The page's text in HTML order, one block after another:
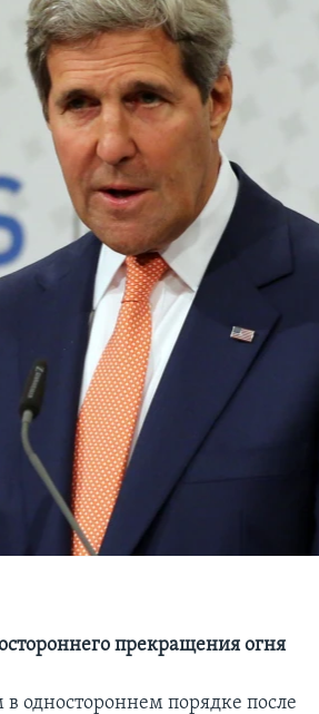
прекращения огня
одностороннем порядке после